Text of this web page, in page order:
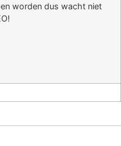
worden dus wacht niet